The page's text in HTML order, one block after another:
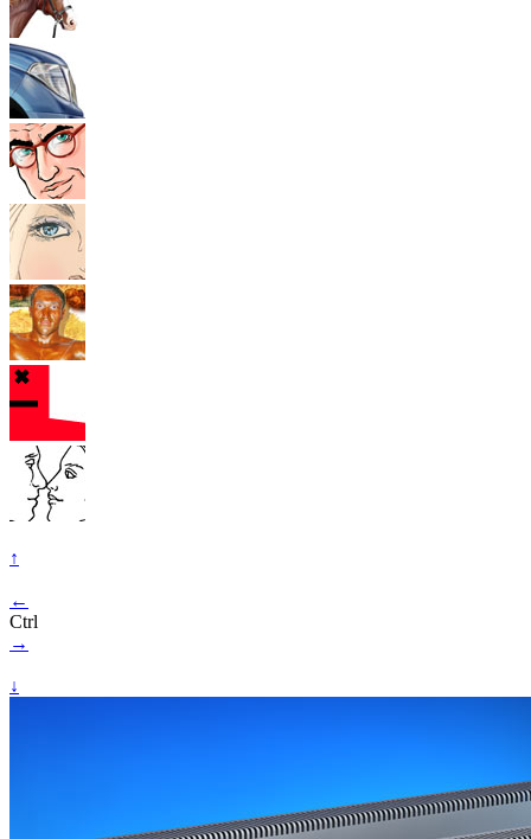
↑
←
Ctrl
→
↓